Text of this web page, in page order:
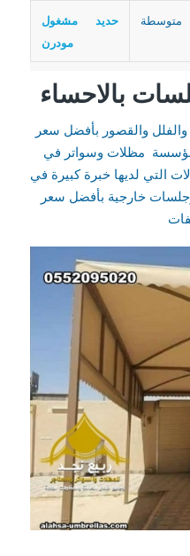
حديد مشغول
مودرن
متوسطة
بالاحساء
والقصور بأفضل سعر
مظلات وسواتر في
التي لديها خبرة كبيرة في
خارجية بأفضل سعر